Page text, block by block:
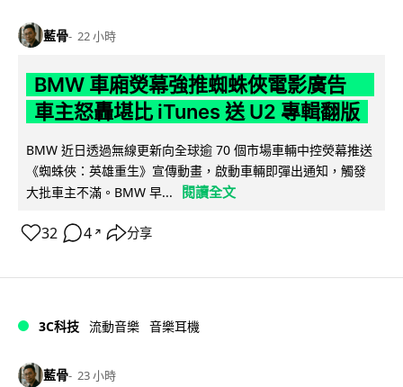
藍骨 22 小時
BMW 車廂熒幕強推蜘蛛俠電影廣告
車主怒轟堪比 iTunes 送 U2 專輯翻版
BMW 近日透過無線更新向全球逾 70 個市場車輛中控熒幕推送
《蜘蛛俠：英雄重生》宣傳動畫，啟動車輛即彈出通知，觸發
大批車主不滿。BMW 早...
閱讀全文
32 4 ↗ 分享
3C科技 流動音樂 音樂耳機
藍骨 23 小時